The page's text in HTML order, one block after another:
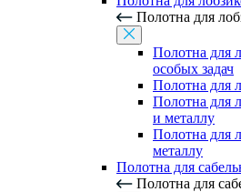
Полотна для
Полотна для
особых задач
Полотна для
Полотна для
и металлу
Полотна для
металлу
Полотна для
Полотна для